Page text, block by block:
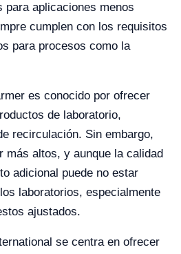
para aplicaciones menos
cumplen con los requisitos
para procesos como la
es conocido por ofrecer
de laboratorio,
recirculación. Sin embargo,
más altos, y aunque la calidad
adicional puede no estar
laboratorios, especialmente
ajustados.
se centra en ofrecer